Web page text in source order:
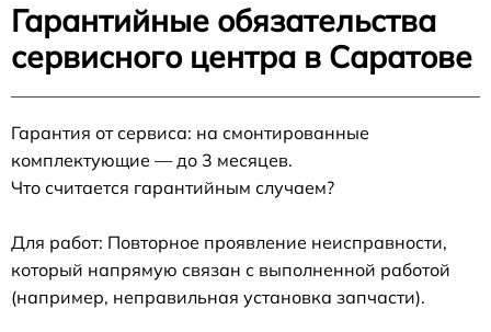
Гарантийные обязательства
сервисного центра в Саратове
Гарантия от сервиса: на смонтированные
комплектующие — до 3 месяцев.
Что считается гарантийным случаем?
Для работ: Повторное проявление неисправности,
который напрямую связан с выполненной работой
(например, неправильная установка запчасти).